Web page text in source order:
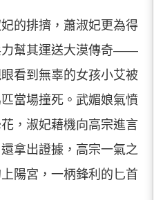
的排擠，蕭淑妃更為得
力幫其運送大漠傳奇——
看到無辜的女孩小艾被
當場撞死。武媚娘氣憤
，淑妃藉機向高宗進言
拿出證據，高宗一氣之
陽宮，一柄鋒利的匕首